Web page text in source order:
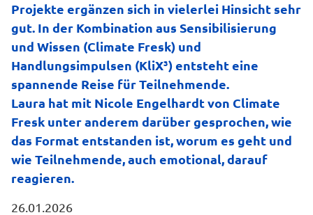
Projekte ergänzen sich in vielerlei Hinsicht sehr
gut. In der Kombination aus Sensibilisierung
und Wissen (Climate Fresk) und
Handlungsimpulsen (KliX³) entsteht eine
spannende Reise für Teilnehmende.
Laura hat mit Nicole Engelhardt von Climate
Fresk unter anderem darüber gesprochen, wie
das Format entstanden ist, worum es geht und
wie Teilnehmende, auch emotional, darauf
reagieren.
26.01.2026